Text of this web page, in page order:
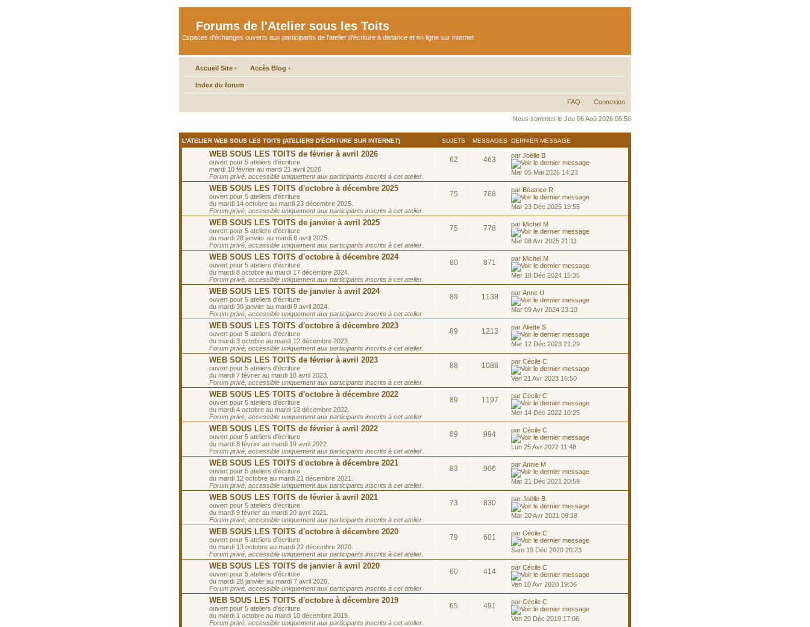
Forums de l'Atelier sous les Toits
Espaces d'échanges ouverts aux participants de l'atelier d'écriture à distance et en ligne sur internet
Accueil Site • Accès Blog •
Index du forum
FAQ Connexion
Nous sommes le Jeu 06 Aoû 2026 06:56
L'ATELIER WEB SOUS LES TOITS (ATELIERS D'ÉCRITURE SUR INTERNET) SUJETS MESSAGES DERNIER MESSAGE
WEB SOUS LES TOITS de février à avril 2026
ouvert pour 5 ateliers d'écriture
mardi 10 février au mardi 21 avril 2026
Forum privé, accessible uniquement aux participants inscrits à cet atelier.
62 463 parJoëlle B
Mar 05 Mai 2026 14:23
WEB SOUS LES TOITS d'octobre à décembre 2025
ouvert pour 5 ateliers d'écriture
du mardi 14 octobre au mardi 23 décembre 2025.
Forum privé, accessible uniquement aux participants inscrits à cet atelier.
75 768 par Béatrice R
Mar 23 Déc 2025 19:55
WEB SOUS LES TOITS de janvier à avril 2025
ouvert pour 5 ateliers d'écriture
du mardi 28 janvier au mardi 8 avril 2025.
Forum privé, accessible uniquement aux participants inscrits à cet atelier.
75 778 par Michel M
Mar 08 Avr 2025 21:11
WEB SOUS LES TOITS d'octobre à décembre 2024
ouvert pour 5 ateliers d'écriture
du mardi 8 octobre au mardi 17 décembre 2024.
Forum privé, accessible uniquement aux participants inscrits à cet atelier.
80 871 par Michel M
Mer 18 Déc 2024 15:35
WEB SOUS LES TOITS de janvier à avril 2024
ouvert pour 5 ateliers d'écriture
du mardi 30 janvier au mardi 9 avril 2024.
Forum privé, accessible uniquement aux participants inscrits à cet atelier.
89 1138 parAnne U
Mar 09 Avr 2024 23:10
WEB SOUS LES TOITS d'octobre à décembre 2023
ouvert pour 5 ateliers d'écriture
du mardi 3 octobre au mardi 12 décembre 2023.
Forum privé, accessible uniquement aux participants inscrits à cet atelier.
89 1213 parAliette S
Mar 12 Déc 2023 21:29
WEB SOUS LES TOITS de février à avril 2023
ouvert pour 5 ateliers d'écriture
du mardi 7 février au mardi 18 avril 2023.
Forum privé, accessible uniquement aux participants inscrits à cet atelier.
88 1088 parCécile C
Ven 21 Avr 2023 16:50
WEB SOUS LES TOITS d'octobre à décembre 2022
ouvert pour 5 ateliers d'écriture
du mardi 4 octobre au mardi 13 décembre 2022.
Forum privé, accessible uniquement aux participants inscrits à cet atelier.
89 1197 parCécile C
Mer 14 Déc 2022 10:25
WEB SOUS LES TOITS de février à avril 2022
ouvert pour 5 ateliers d'écriture
du mardi 8 février au mardi 19 avril 2022.
Forum privé, accessible uniquement aux participants inscrits à cet atelier.
89 994 parCécile C
Lun 25 Avr 2022 11:48
WEB SOUS LES TOITS d'octobre à décembre 2021
ouvert pour 5 ateliers d'écriture
du mardi 12 octobre au mardi 21 décembre 2021.
Forum privé, accessible uniquement aux participants inscrits à cet atelier.
83 906 parAnnie M
Mar 21 Déc 2021 20:59
WEB SOUS LES TOITS de février à avril 2021
ouvert pour 5 ateliers d'écriture
du mardi 9 février au mardi 20 avril 2021.
Forum privé, accessible uniquement aux participants inscrits à cet atelier.
73 830 parJoëlle B
Mar 20 Avr 2021 09:18
WEB SOUS LES TOITS d'octobre à décembre 2020
ouvert pour 5 ateliers d'écriture
du mardi 13 octobre au mardi 22 décembre 2020.
Forum privé, accessible uniquement aux participants inscrits à cet atelier.
79 601 parCécile C
Sam 19 Déc 2020 20:23
WEB SOUS LES TOITS de janvier à avril 2020
ouvert pour 5 ateliers d'écriture
du mardi 28 janvier au mardi 7 avril 2020.
Forum privé, accessible uniquement aux participants inscrits à cet atelier.
60 414 parCécile C
Ven 10 Avr 2020 19:36
WEB SOUS LES TOITS d'octobre à décembre 2019
ouvert pour 5 ateliers d'écriture
du mardi 1 octobre au mardi 10 décembre 2019.
Forum privé, accessible uniquement aux participants inscrits à cet atelier.
65 491 parCécile C
Ven 20 Déc 2019 17:06